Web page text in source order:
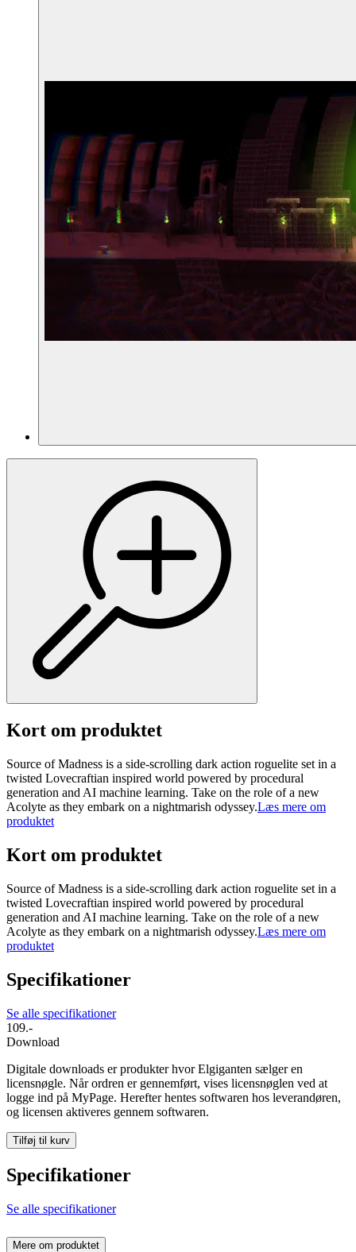
Kort om produktet
Source of Madness is a side-scrolling dark action roguelite set in a
twisted Lovecraftian inspired world powered by procedural
generation and AI machine learning. Take on the role of a new
Acolyte as they embark on a nightmarish odyssey.Læs mere om
produktet
Kort om produktet
Source of Madness is a side-scrolling dark action roguelite set in a
twisted Lovecraftian inspired world powered by procedural
generation and AI machine learning. Take on the role of a new
Acolyte as they embark on a nightmarish odyssey.Læs mere om
produktet
Specifikationer
Se alle specifikationer
109.-
Download
Digitale downloads er produkter hvor Elgiganten sælger en
licensnøgle. Når ordren er gennemført, vises licensnøglen ved at
logge ind på MyPage. Herefter hentes softwaren hos leverandøren,
og licensen aktiveres gennem softwaren.
Tilføj til kurv
Specifikationer
Se alle specifikationer
Mere om produktet